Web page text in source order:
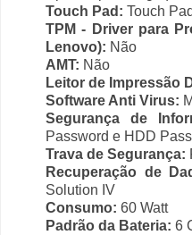
Touch Pad: Touch
TPM - Driver para
Lenovo): Não
AMT: Não
Leitor de Impressão
Software Anti Virus:
Segurança de
Password e HDD
Trava de Segurança:
Recuperação de
Solution IV
Consumo: 60 Watt
Padrão da Bateria: 6